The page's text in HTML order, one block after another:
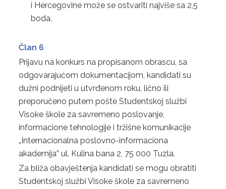
i Hercegovine može se ostvariti najviše sa 2,5
boda.
Član 6
Prijavu na konkurs na propisanom obrascu, sa
odgovarajućom dokumentacijom, kandidati su
dužni podnijeti u utvrđenom roku, lično ili
preporučeno putem pošte Studentskoj službi
Visoke škole za savremeno poslovanje,
informacione tehnologije i tržišne komunikacije
„Internacionalna poslovno-informaciona
akademija” ul. Kulina bana 2, 75 000 Tuzla.
Za bliža obavještenja kandidati se mogu obratiti
Studentskoj službi Visoke škole za savremeno